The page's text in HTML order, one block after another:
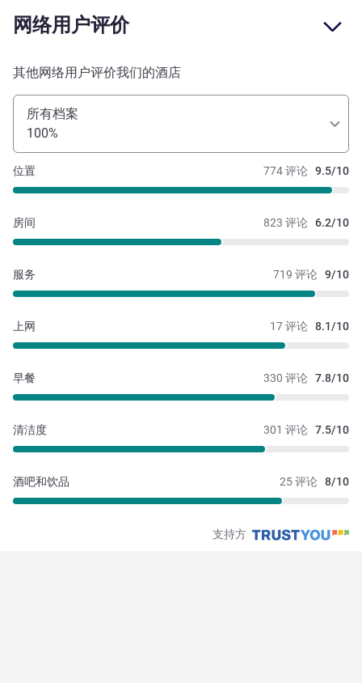
网络用户评价
其他网络用户评价我们的酒店
所有档案
100%
774 评论 9.5/10
位置
823 评论 6.2/10
房间
719 评论 9/10
服务
17 评论 8.1/10
上网
330 评论 7.8/10
早餐
301 评论 7.5/10
清洁度
25 评论 8/10
酒吧和饮品
支持方